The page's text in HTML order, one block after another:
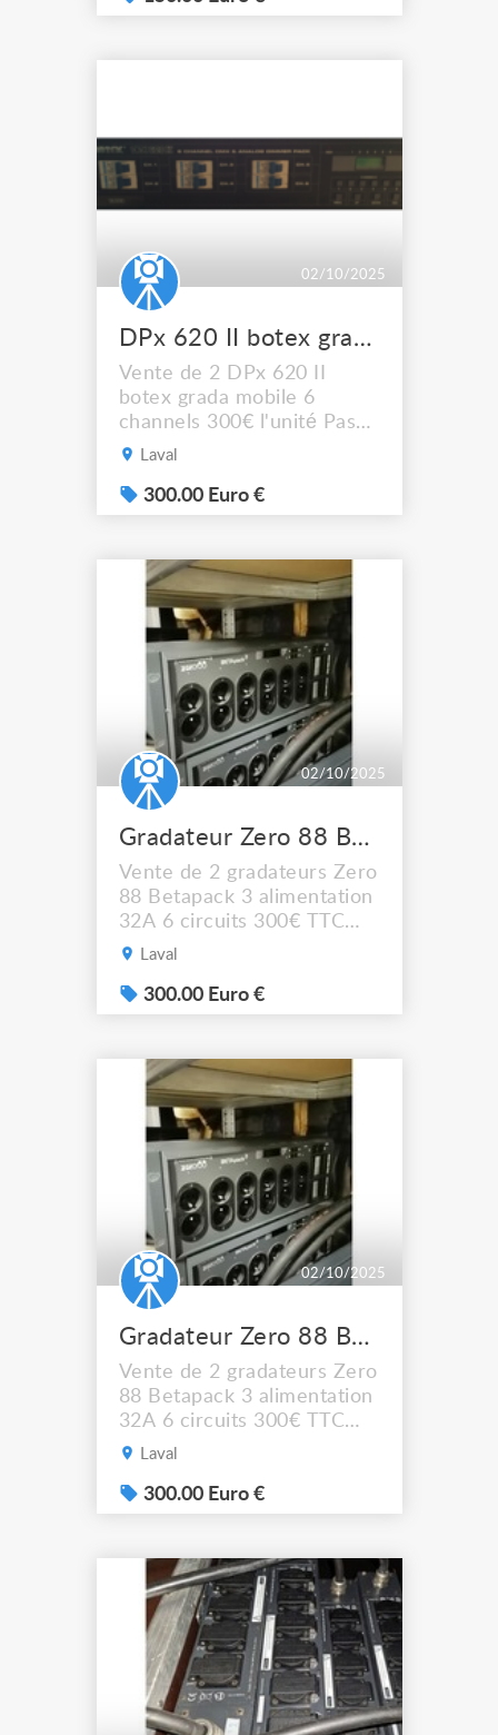
événementiel ou
13015 ou livraison possible
sur dema...
02/10/2025
DPx 620 II botex grada mobile 6 channels
Vente de 2 DPx 620 II
botex grada mobile 6
channels 300€ l'unité Pas
de livraison, à récupérer
Laval
300.00 Euro €
02/10/2025
Gradateur Zero 88 Betapack 3
Vente de 2 gradateurs Zero
88 Betapack 3 alimentation
32A 6 circuits 300€ TTC
l'unité Pas de livraison, à
Laval
300.00 Euro €
02/10/2025
Gradateur Zero 88 Betapack 3
Vente de 2 gradateurs Zero
88 Betapack 3 alimentation
32A 6 circuits 300€ TTC
l'unité Pas de livraison, à
Laval
300.00 Euro €